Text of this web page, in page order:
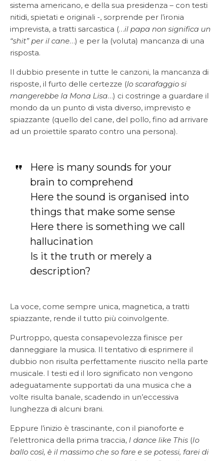
sistema americano, e della sua presidenza – con testi
nitidi, spietati e originali -, sorprende per l’ironia
imprevista, a tratti sarcastica (…il papa non significa un
“shit” per il cane…) e per la (voluta) mancanza di una
risposta.
Il dubbio presente in tutte le canzoni, la mancanza di
risposte, il furto delle certezze (lo scarafaggio si
mangerebbe la Mona Lisa…) ci costringe a guardare il
mondo da un punto di vista diverso, imprevisto e
spiazzante (quello del cane, del pollo, fino ad arrivare
ad un proiettile sparato contro una persona).
Here is many sounds for your
brain to comprehend
Here the sound is organised into
things that make some sense
Here there is something we call
hallucination
Is it the truth or merely a
description?
La voce, come sempre unica, magnetica, a tratti
spiazzante, rende il tutto più coinvolgente.
Purtroppo, questa consapevolezza finisce per
danneggiare la musica. Il tentativo di esprimere il
dubbio non risulta perfettamente riuscito nella parte
musicale. I testi ed il loro significato non vengono
adeguatamente supportati da una musica che a
volte risulta banale, scadendo in un’eccessiva
lunghezza di alcuni brani.
Eppure l’inizio è trascinante, con il pianoforte e
l’elettronica della prima traccia, I dance like This (Io
ballo così, è il massimo che so fare e se potessi, farei di